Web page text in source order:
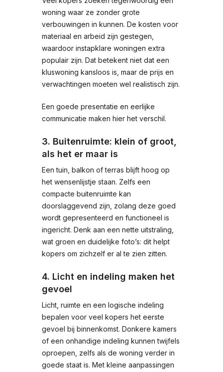
woning waar ze zonder grote
verbouwingen in kunnen. De kosten voor
materiaal en arbeid zijn gestegen,
waardoor instapklare woningen extra
populair zijn. Dat betekent niet dat een
kluswoning kansloos is, maar de prijs en
verwachtingen moeten wel realistisch zijn.
Een goede presentatie en eerlijke
communicatie maken hier het verschil.
3. Buitenruimte: klein of groot,
als het er maar is
Een tuin, balkon of terras blijft hoog op
het wensenlijstje staan. Zelfs een
compacte buitenruimte kan
doorslaggevend zijn, zolang deze goed
wordt gepresenteerd en functioneel is
ingericht. Denk aan een nette uitstraling,
wat groen en duidelijke foto’s: dit helpt
kopers om zichzelf er al te zien zitten.
4. Licht en indeling maken het
gevoel
Licht, ruimte en een logische indeling
bepalen voor veel kopers het eerste
gevoel bij binnenkomst. Donkere kamers
of een onhandige indeling kunnen twijfels
oproepen, zelfs als de woning verder in
goede staat is. Met kleine aanpassingen